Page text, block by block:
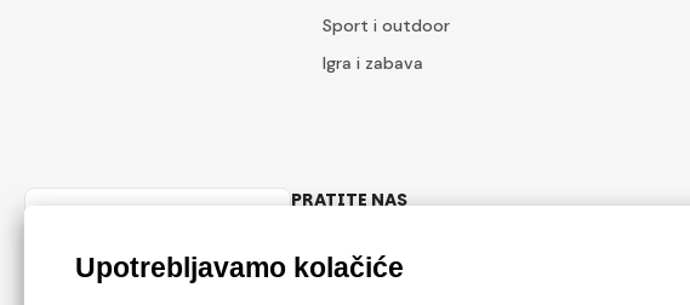
Sport i outdoor
Igra i zabava
PRATITE NAS
Facebook